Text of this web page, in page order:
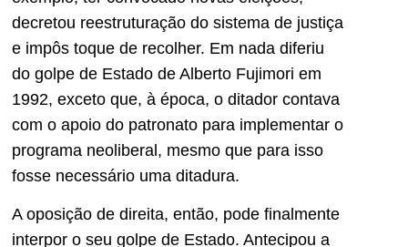
decretou reestruturação do sistema de justiça
e impôs toque de recolher. Em nada diferiu
do golpe de Estado de Alberto Fujimori em
1992, exceto que, à época, o ditador contava
com o apoio do patronato para implementar o
programa neoliberal, mesmo que para isso
fosse necessário uma ditadura.
A oposição de direita, então, pode finalmente
interpor o seu golpe de Estado. Antecipou a